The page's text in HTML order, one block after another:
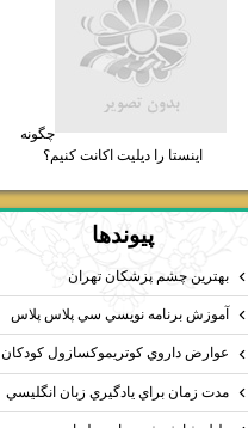
چگونه
اینستا را دیلیت اکانت کنیم؟
پيوندها
بهترين چشم پزشكان تهران
آموزش برنامه نويسي سي پلاس پلاس
عوارض داروي كوتريموكسازول كودكان
مدت زمان براي يادگيري زبان انگليسي